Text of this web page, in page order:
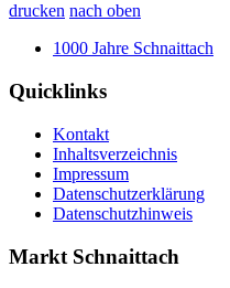
drucken nach oben
1000 Jahre Schnaittach
Quicklinks
Kontakt
Inhaltsverzeichnis
Impressum
Datenschutzerklärung
Datenschutzhinweis
Markt Schnaittach